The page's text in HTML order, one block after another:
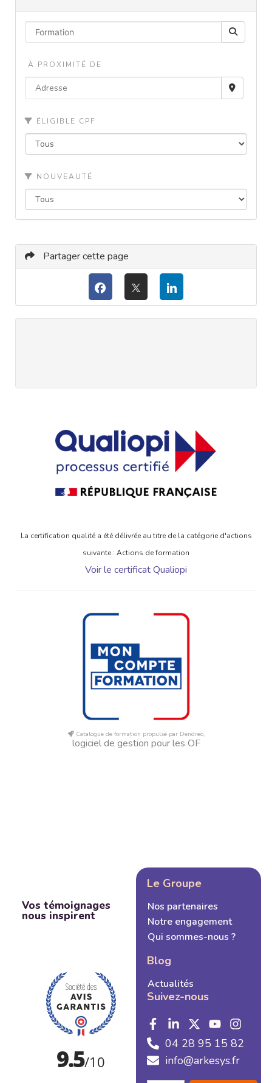
À PROXIMITÉ DE
ÉLIGIBLE CPF
NOUVEAUTÉ
Partager cette page
La certification qualité a été délivrée au titre de la catégorie d'actions
suivante : Actions de formation
Voir le certificat Qualiopi
Catalogue de formation propulsé par Dendreo,
logiciel de gestion pour les OF
Vos témoignages
nous inspirent
Le Groupe
Nos partenaires
Notre engagement
Qui sommes-nous ?
Blog
Actualités
Suivez-nous
04 28 95 15 82
info@arkesys.fr